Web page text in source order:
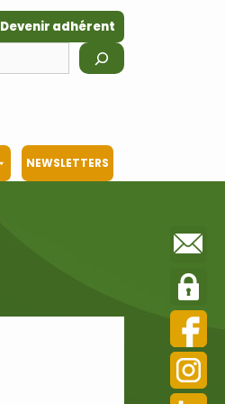
Devenir adhérent
NEWSLETTERS